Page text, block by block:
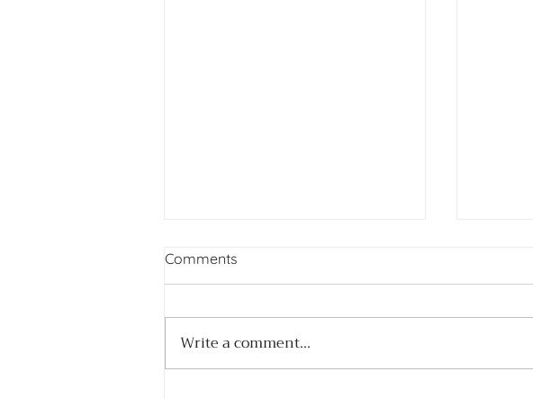
Comments
Write a comment...